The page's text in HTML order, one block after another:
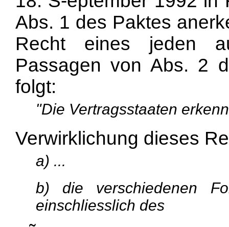
Abs. 1 des Paktes
Recht eines jeden
Passagen von Abs. 2
folgt:
"Die Vertragsstaaten
Verwirklichung dieses
a) ...
b) die verschiedenen
einschliesslich des